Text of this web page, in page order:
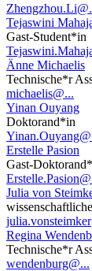
Tejaswini
Gast-Student*in
Änne Michaelis
Technische*r
michaelis@...
Yinan Ouyang
Doktorand*in
Erstelle Pasion
Gast-
Julia von
Regina
Technische*r
wendenburg@...